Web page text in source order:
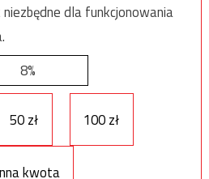
dla funkcjonowania
8%
50 zł 100 zł
kwota